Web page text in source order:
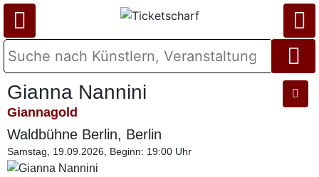
Gianna Nannini
Giannagold
Waldbühne Berlin, Berlin
Samstag, 19.09.2026, Beginn: 19:00 Uhr